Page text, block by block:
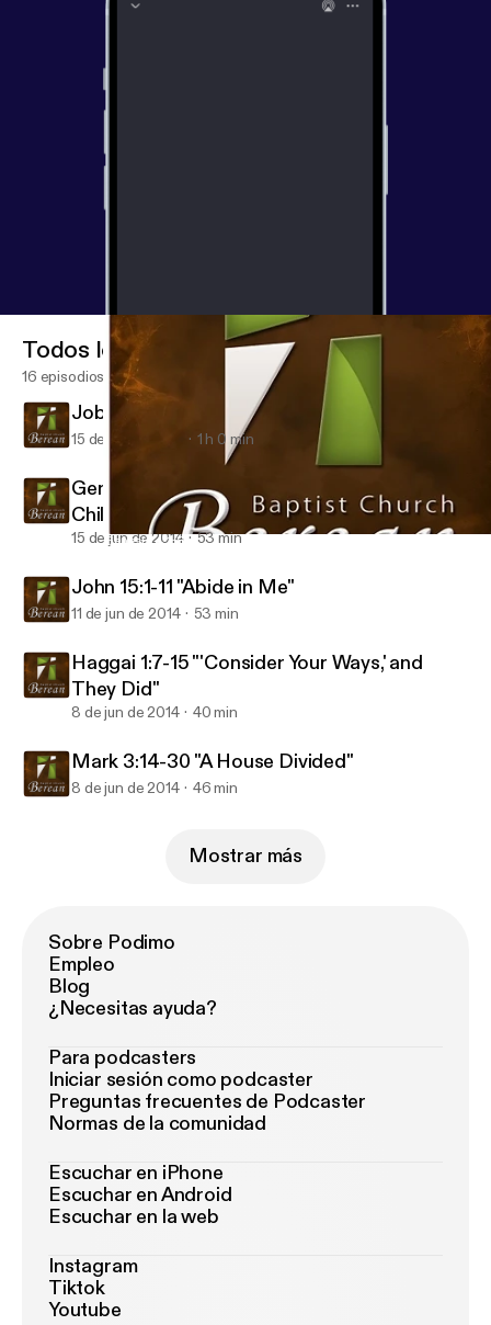
Genesis 4:1-8, 25-26 "Bad Dad: Men of God, Children of the
Todos los episodios
16 episodios
Job 1:4-5, Genesis 18:17-19 "Good Dad"
15 de jun de 2014 1 h 0 min
Genesis 4:1-8, 25-26 "Bad Dad: Men of God,
Children of the Devil"
15 de jun de 2014 53 min
John 15:1-11 "Abide in Me"
11 de jun de 2014 53 min
Haggai 1:7-15 "'Consider Your Ways,' and
They Did"
8 de jun de 2014 40 min
Mark 3:14-30 "A House Divided"
8 de jun de 2014 46 min
Mostrar más
Sobre Podimo
Empleo
Blog
¿Necesitas ayuda?
Para podcasters
Iniciar sesión como podcaster
Preguntas frecuentes de Podcaster
Normas de la comunidad
Escuchar en iPhone
Escuchar en Android
Escuchar en la web
Instagram
Tiktok
Youtube